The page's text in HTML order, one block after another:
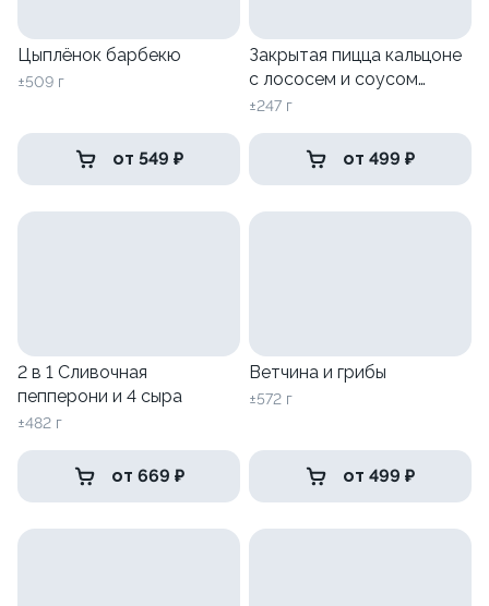
Цыплёнок барбекю
±509 г
от 549 ₽
Закрытая пицца кальцоне
с лососем и соусом
песто
±247 г
от 499 ₽
2 в 1 Сливочная
пепперони и 4 сыра
±482 г
от 669 ₽
Ветчина и грибы
±572 г
от 499 ₽